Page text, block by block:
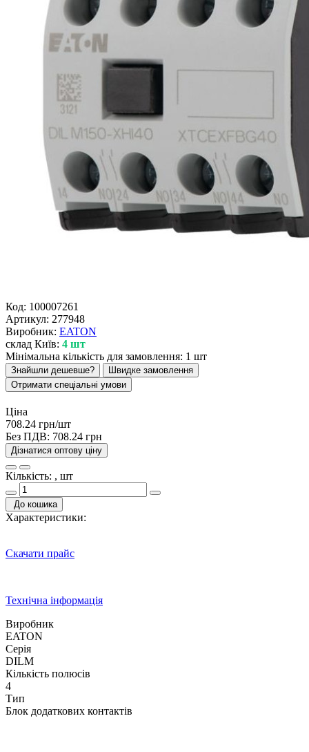
Код: 100007261
Артикул: 277948
Виробник: EATON
склад Київ: 4 шт
Мінімальна кількість для замовлення: 1 шт
Знайшли дешевше?
Швидке замовлення
Отримати спеціальні умови
Ціна
708.24 грн/шт
Без ПДВ: 708.24 грн
Дізнатися оптову ціну
Кількість: , шт
До кошика
Характеристики:
Скачати прайс
Технічна інформація
Виробник
EATON
Серія
DILM
Кількість полюсів
4
Тип
Блок додаткових контактів